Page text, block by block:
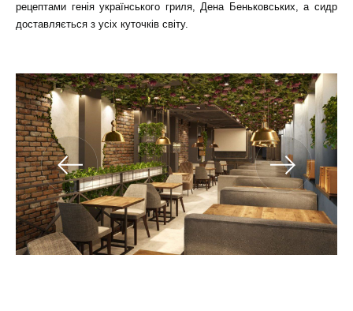
рецептами генія українського гриля, Дена Беньковських, а сидр
доставляється з усіх куточків світу.